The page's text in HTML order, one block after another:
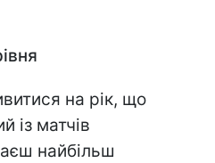
на рік, що
із матчів
найбільш